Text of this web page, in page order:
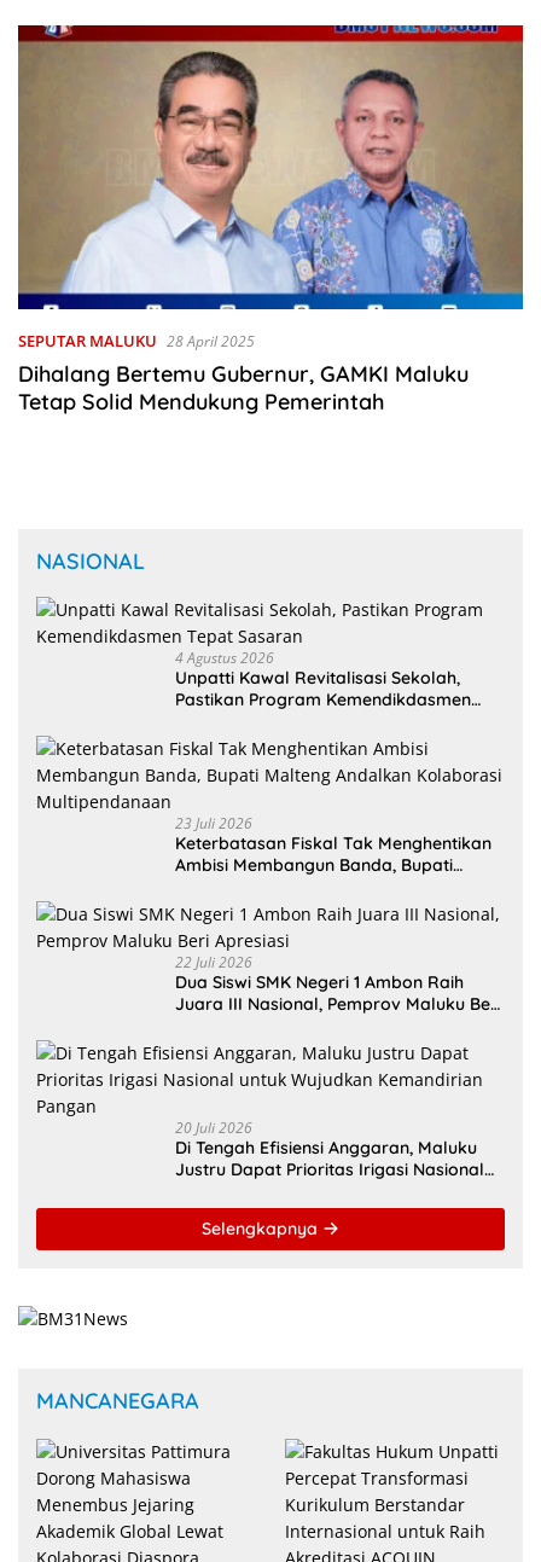
SEPUTAR MALUKU 28 April 2025
Dihalang Bertemu Gubernur, GAMKI Maluku
Tetap Solid Mendukung Pemerintah
NASIONAL
4 Agustus 2026
Unpatti Kawal Revitalisasi Sekolah,
Pastikan Program Kemendikdasmen
23 Juli 2026
Keterbatasan Fiskal Tak Menghentikan
Ambisi Membangun Banda, Bupati
Multipendanaan
22 Juli 2026
Dua Siswi SMK Negeri 1 Ambon Raih
Juara III Nasional, Pemprov Maluku Beri
20 Juli 2026
Di Tengah Efisiensi Anggaran, Maluku
Justru Dapat Prioritas Irigasi Nasional
Selengkapnya
MANCANEGARA